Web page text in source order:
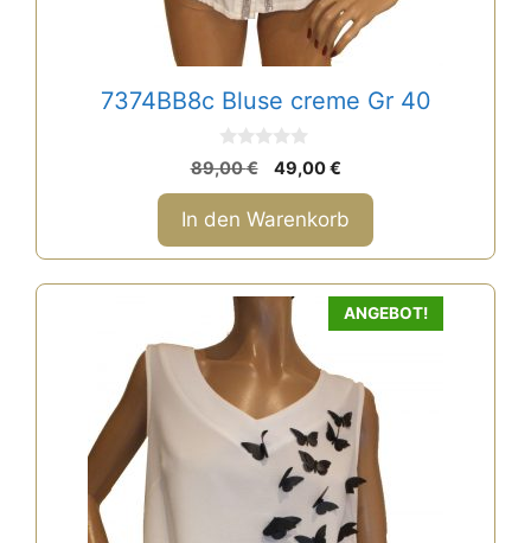
7374BB8c Bluse creme Gr 40
0
v
o
n
5
89,00€
Ursprünglicher
Preis
war:
89,00 €
49,00€Aktueller
Preis
ist:
49,00 €.
In den Warenkorb
ANGEBOT!